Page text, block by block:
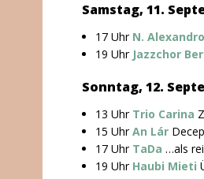
Samstag, 11.
17 Uhr N.
19 Uhr Jazzchor
Sonntag, 12.
13 Uhr Trio Carina
15 UhrAn Lár
17 Uhr TaDa …als
19 Uhr Haubi Mieti